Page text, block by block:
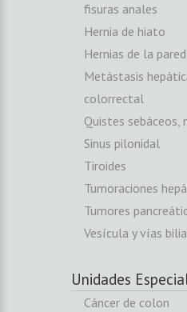
fisuras anales
Hernia de hiato
Hernias de la
Metástasis
colorrectal
Quistes sebáceos,
Sinus pilonidal
Tiroides
Tumoraciones
Tumores
Vesícula y vías
Unidades
Cáncer de colon